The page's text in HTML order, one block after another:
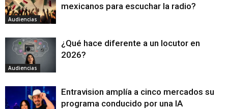
Audiencias
mexicanos para escuchar la radio?
Audiencias
¿Qué hace diferente a un locutor en
2026?
Entravision amplía a cinco mercados su
programa conducido por una IA